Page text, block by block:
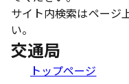
サイト内検索はページ
い。
交通局
トップページ